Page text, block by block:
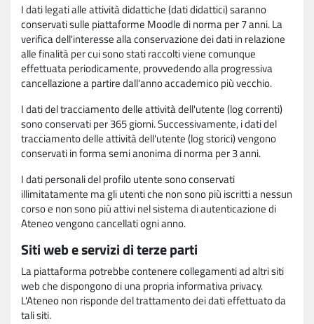
I dati legati alle attività didattiche (dati didattici) saranno
conservati sulle piattaforme Moodle di norma per 7 anni. La
verifica dell'interesse alla conservazione dei dati in relazione
alle finalità per cui sono stati raccolti viene comunque
effettuata periodicamente, provvedendo alla progressiva
cancellazione a partire dall'anno accademico più vecchio.
I dati del tracciamento delle attività dell'utente (log correnti)
sono conservati per 365 giorni. Successivamente, i dati del
tracciamento delle attività dell'utente (log storici) vengono
conservati in forma semi anonima di norma per 3 anni.
I dati personali del profilo utente sono conservati
illimitatamente ma gli utenti che non sono più iscritti a nessun
corso e non sono più attivi nel sistema di autenticazione di
Ateneo vengono cancellati ogni anno.
Siti web e servizi di terze parti
La piattaforma potrebbe contenere collegamenti ad altri siti
web che dispongono di una propria informativa privacy.
L'Ateneo non risponde del trattamento dei dati effettuato da
tali siti.